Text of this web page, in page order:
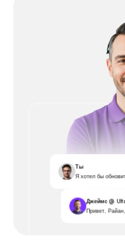
Ты
Я хотел бы
Джеймс @
Привет,